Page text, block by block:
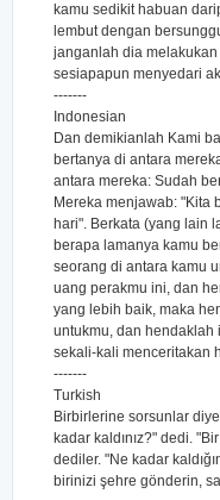
kamu sedikit habuan
lembut dengan
janganlah dia
sesiapapun menyedari
-------
Indonesian
Dan demikianlah Kami
bertanya di antara
antara mereka: Sudah
Mereka menjawab:
hari". Berkata (yang lain
berapa lamanya kamu
seorang di antara kamu
uang perakmu ini, dan
yang lebih baik, maka
untukmu, dan
sekali-kali menceritakan
-------
Turkish
Birbirlerine sorsunlar
kadar kaldınız?" dedi.
dediler. "Ne kadar
birinizi şehre gönderin,